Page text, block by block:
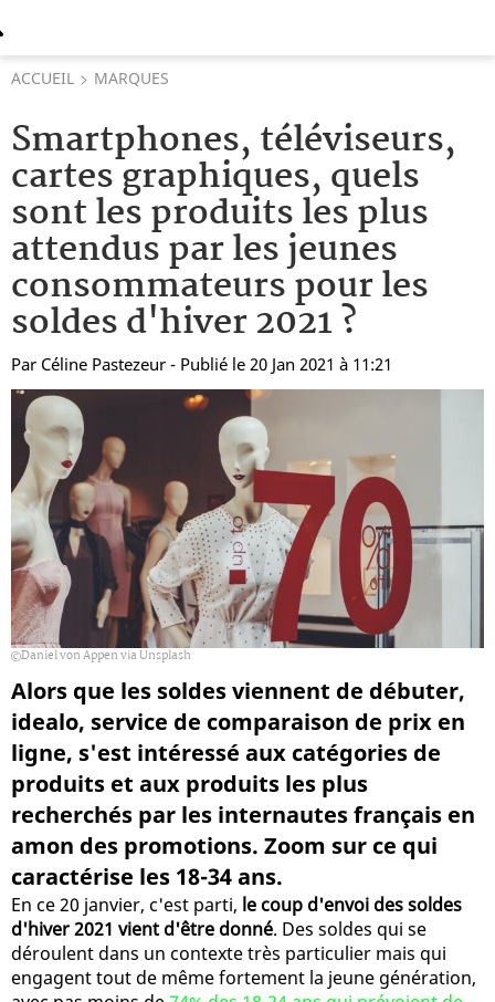
ACCUEIL MARQUES
Smartphones, téléviseurs,
cartes graphiques, quels
sont les produits les plus
attendus par les jeunes
consommateurs pour les
soldes d'hiver 2021 ?
Par Céline Pastezeur - Publié le 20 Jan 2021 à 11:21
Daniel von Appen via Unsplash
Alors que les soldes viennent de débuter,
idealo, service de comparaison de prix en
ligne, s'est intéressé aux catégories de
produits et aux produits les plus
recherchés par les internautes français en
amon des promotions. Zoom sur ce qui
caractérise les 18-34 ans.
En ce 20 janvier, c'est parti, le coup d'envoi des soldes
d'hiver 2021 vient d'être donné. Des soldes qui se
déroulent dans un contexte très particulier mais qui
engagent tout de même fortement la jeune génération,